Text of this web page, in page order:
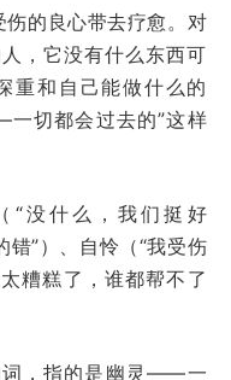
的良心带去疗愈。对
，它没有什么东西可
重和自己能做什么的
切都会过去的”这样
“没什么，我们挺好
错”）、自怜（“我受伤
糟糕了，谁都帮不了
词，指的是幽灵——一